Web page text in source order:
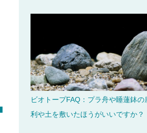
ビオトープFAQ：プラ舟や睡蓮鉢の
利や土を敷いたほうがいいですか？